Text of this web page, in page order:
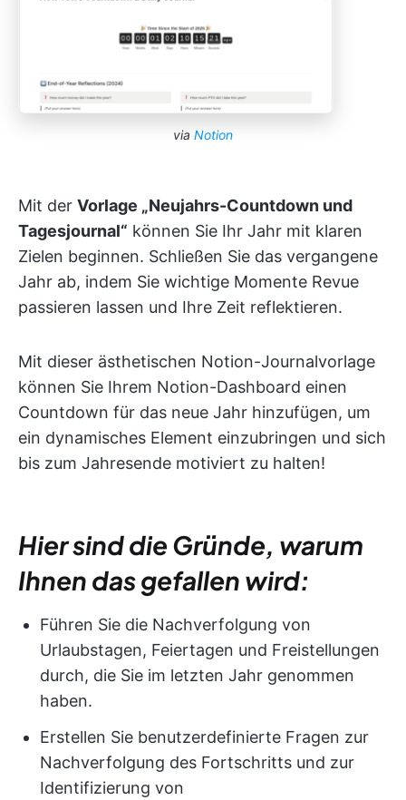
via Notion
Mit der Vorlage „Neujahrs-Countdown und
Tagesjournal“ können Sie Ihr Jahr mit klaren
Zielen beginnen. Schließen Sie das vergangene
Jahr ab, indem Sie wichtige Momente Revue
passieren lassen und Ihre Zeit reflektieren.
Mit dieser ästhetischen Notion-Journalvorlage
können Sie Ihrem Notion-Dashboard einen
Countdown für das neue Jahr hinzufügen, um
ein dynamisches Element einzubringen und sich
bis zum Jahresende motiviert zu halten!
Hier sind die Gründe, warum
Ihnen das gefallen wird:
Führen Sie die Nachverfolgung von
Urlaubstagen, Feiertagen und Freistellungen
durch, die Sie im letzten Jahr genommen
haben.
Erstellen Sie benutzerdefinierte Fragen zur
Nachverfolgung des Fortschritts und zur
Identifizierung von